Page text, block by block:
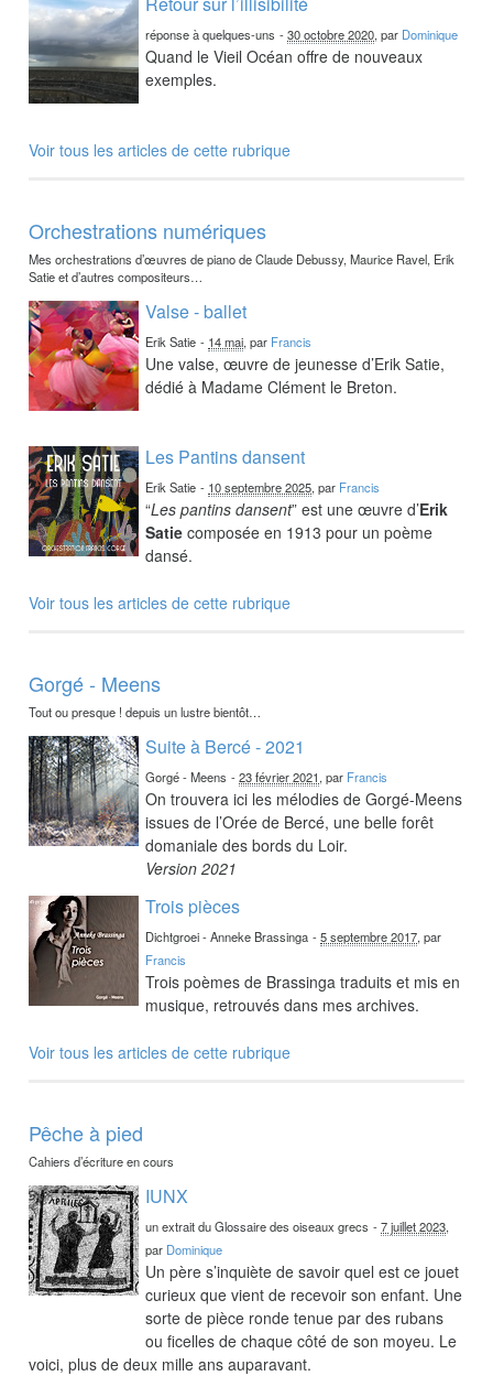
réponse à quelques-uns -30 octobre 2020, par Dominique
Quand le Vieil Océan offre de nouveaux
exemples.
Voir tous les articles de cette rubrique
Orchestrations numériques
Mes orchestrations d’œuvres de piano de Claude Debussy, Maurice Ravel, Erik
Satie et d’autres compositeurs…
Valse - ballet
Erik Satie - 14 mai, par Francis
Une valse, œuvre de jeunesse d’Erik Satie,
dédié à Madame Clément le Breton.
Les Pantins dansent
Erik Satie - 10 septembre 2025, par Francis
“Les pantins dansent” est une œuvre d’Erik
Satie composée en 1913 pour un poème
dansé.
Voir tous les articles de cette rubrique
Gorgé - Meens
Tout ou presque ! depuis un lustre bientôt…
Suite à Bercé - 2021
Gorgé - Meens -23 février 2021, par Francis
On trouvera ici les mélodies de Gorgé-Meens
issues de l’Orée de Bercé, une belle forêt
domaniale des bords du Loir.
Version 2021
Trois pièces
Dichtgroei - Anneke Brassinga -5 septembre 2017, par
Francis
Trois poèmes de Brassinga traduits et mis en
musique, retrouvés dans mes archives.
Voir tous les articles de cette rubrique
Pêche à pied
Cahiers d’écriture en cours
IUNX
un extrait du Glossaire des oiseaux grecs -7 juillet 2023,
par Dominique
Un père s’inquiète de savoir quel est ce jouet
curieux que vient de recevoir son enfant. Une
sorte de pièce ronde tenue par des rubans
ou ficelles de chaque côté de son moyeu. Le
voici, plus de deux mille ans auparavant.